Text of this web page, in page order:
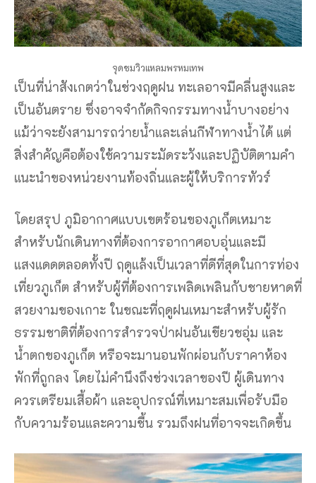
จุดชมวิวแหลมพรหมเทพ
เป็นที่น่าสังเกตว่าในช่วงฤดูฝน ทะเลอาจมีคลื่นสูงและ
เป็นอันตราย ซึ่งอาจจำกัดกิจกรรมทางน้ำบางอย่าง
แม้ว่าจะยังสามารถว่ายน้ำและเล่นกีฬาทางน้ำได้ แต่
สิ่งสำคัญคือต้องใช้ความระมัดระวังและปฏิบัติตามคำ
แนะนำของหน่วยงานท้องถิ่นและผู้ให้บริการทัวร์
โดยสรุป ภูมิอากาศแบบเขตร้อนของภูเก็ตเหมาะ
สำหรับนักเดินทางที่ต้องการอากาศอบอุ่นและมี
แสงแดดตลอดทั้งปี ฤดูแล้งเป็นเวลาที่ดีที่สุดในการท่อง
เที่ยวภูเก็ต สำหรับผู้ที่ต้องการเพลิดเพลินกับชายหาดที่
สวยงามของเกาะ ในขณะที่ฤดูฝนเหมาะสำหรับผู้รัก
ธรรมชาติที่ต้องการสำรวจป่าฝนอันเขียวชอุ่ม และ
น้ำตกของภูเก็ต หรือจะมานอนพักผ่อนกับราคาห้อง
พักที่ถูกลง โดยไม่คำนึงถึงช่วงเวลาของปี ผู้เดินทาง
ควรเตรียมเสื้อผ้า และอุปกรณ์ที่เหมาะสมเพื่อรับมือ
กับความร้อนและความชื้น รวมถึงฝนที่อาจจะเกิดขึ้น